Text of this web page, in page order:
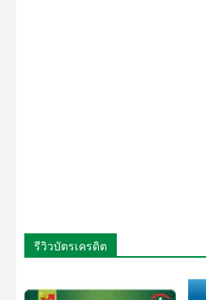
รีวิวบัตรเครดิต